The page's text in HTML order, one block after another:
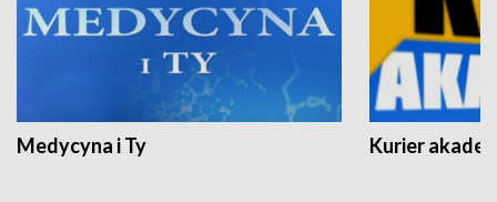
Medycyna i Ty Kurier